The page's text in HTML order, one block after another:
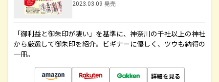
2023.03.09 発売
「御利益と御朱印が凄い」を基準に、神奈川の千社以上の神社
から厳選して御朱印を紹介。ビギナーに優しく、ツウも納得の
一冊。
詳細を見る